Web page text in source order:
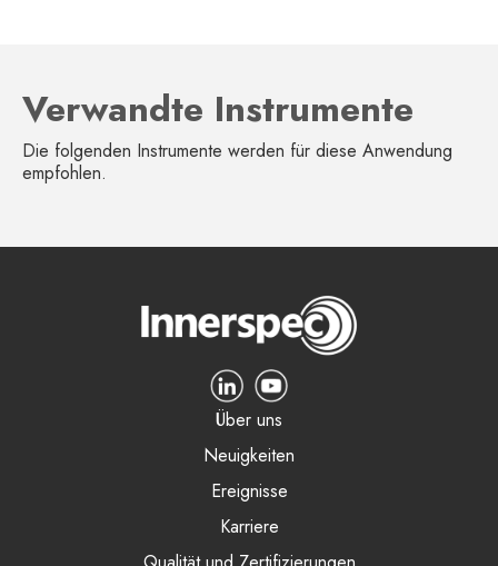
Verwandte Instrumente
Die folgenden Instrumente werden für diese Anwendung
empfohlen.
Über uns
Neuigkeiten
Ereignisse
Karriere